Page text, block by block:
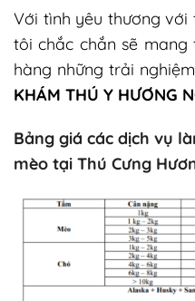
Với tình yêu thương với
tôi chắc chắn sẽ
hàng những trải
KHÁM THÚ Y HƯƠNG
Bảng giá các dịch vụ
mèo tại Thú Cưng